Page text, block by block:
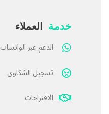
خدمة العملاء
الدعم عبر الواتساب
تسجيل الشكاوى
الاقتراحات